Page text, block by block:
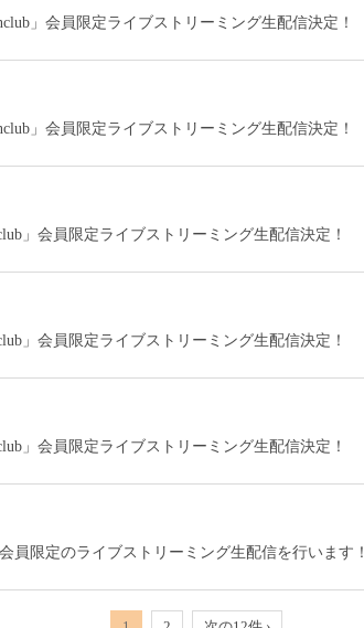
」会員限定ライブストリーミング生配信決定！
」会員限定ライブストリーミング生配信決定！
」会員限定ライブストリーミング生配信決定！
」会員限定ライブストリーミング生配信決定！
」会員限定ライブストリーミング生配信決定！
員限定のライブストリーミング生配信を行います！